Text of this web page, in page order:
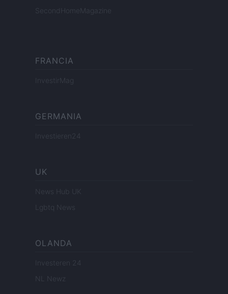
SecondHomeMagazine
FRANCIA
InvestirMag
GERMANIA
Investieren24
UK
News Hub UK
Lgbtq News
OLANDA
Investeren 24
NL Newz